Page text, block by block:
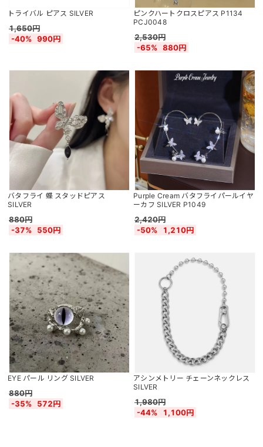
トライバル ピアス SILVER
1,650円
-40%
990円
ピンクハートクロスピアス P1134
PCJ0048
2,530円
-65%
880円
バタフライ 蝶 スタッドピアス
SILVER
880円
-37%
550円
Purple Cream バタフライパールイヤ
ーカフ SILVER P1049
2,420円
-50%
1,210円
EYE パール リング SILVER
880円
-35%
572円
アシンメトリー チェーンネックレス
SILVER
1,980円
-44%
1,100円